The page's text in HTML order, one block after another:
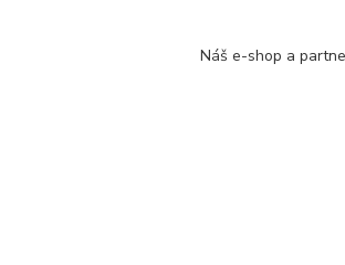
Náš e-shop a